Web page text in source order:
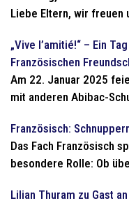
Liebe Eltern, wir freuen
„Vive l’amitié!“ – Ein
Französischen
Am 22. Januar 2025
mit anderen Abibac-
Französisch:
Das Fach Französisch
besondere Rolle: Ob
Lilian Thuram zu Gast